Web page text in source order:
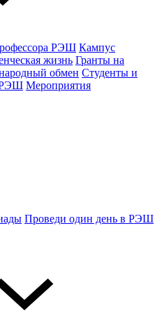
РЭШ Кампус
жизнь Гранты на
обмен Студенты и
РЭШ Мероприятия
Проведи один день в РЭШ